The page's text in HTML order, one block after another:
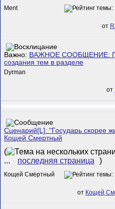
Ment
от
Важно: ВАЖНОЕ СООБЩЕНИЕ:
создания тем в разделе
Dyrman
от
Сценарий[L]: "Государь скорее
Кощей Смертный
(
...
последняя страница )
Кощей Смертный
от Кощей